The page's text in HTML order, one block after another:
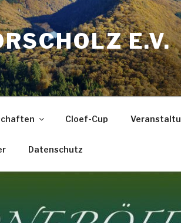
E.V.
Cloef-Cup
Datenschutz